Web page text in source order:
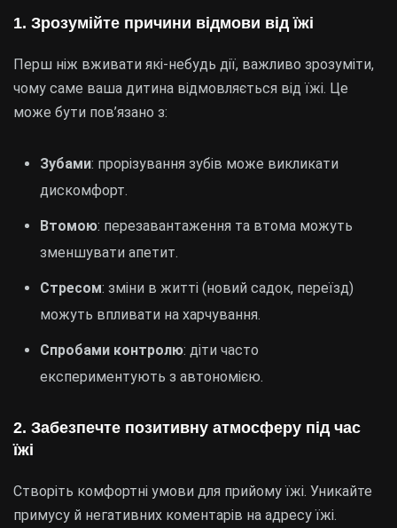
1. Зрозумійте причини відмови від їжі
Перш ніж вживати які-небудь дії, важливо зрозуміти,
чому саме ваша дитина відмовляється від їжі. Це
може бути пов’язано з:
Зубами: прорізування зубів може викликати
дискомфорт.
Втомою: перезавантаження та втома можуть
зменшувати апетит.
Стресом: зміни в житті (новий садок, переїзд)
можуть впливати на харчування.
Спробами контролю: діти часто
експериментують з автономією.
2. Забезпечте позитивну атмосферу під час
їжі
Створіть комфортні умови для прийому їжі. Уникайте
примусу й негативних коментарів на адресу їжі.